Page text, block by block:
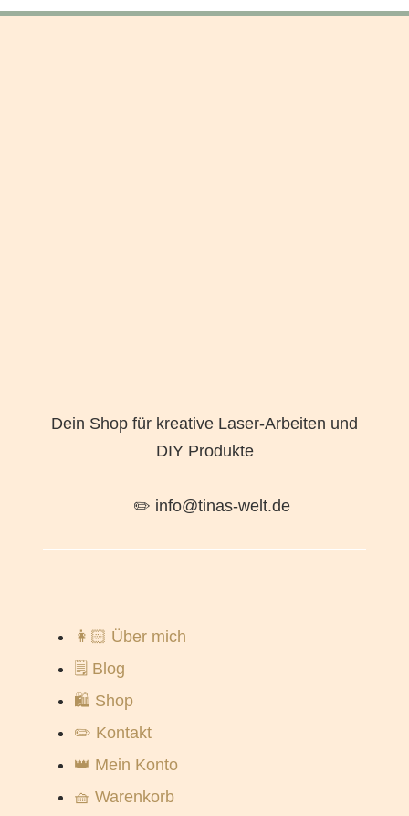
Dein Shop für kreative Laser-Arbeiten und
DIY Produkte
✏️ info@tinas-welt.de
👩🏻 Über mich
🗒️ Blog
🛍️ Shop
✏️ Kontakt
👑 Mein Konto
🧺 Warenkorb